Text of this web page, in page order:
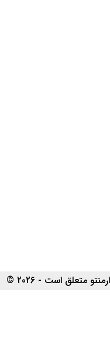
متعلق است - 2026 ©